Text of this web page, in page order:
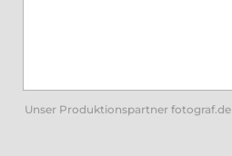
Unser Produktionspartner fotograf.de